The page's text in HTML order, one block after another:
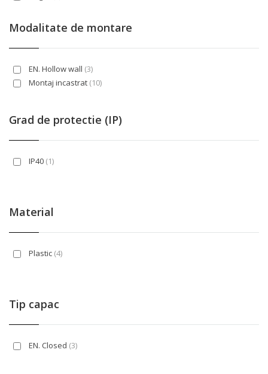
Modalitate de montare
EN. Hollow wall (3)
Montaj incastrat (10)
Grad de protectie (IP)
IP40 (1)
Material
Plastic (4)
Tip capac
EN. Closed (3)